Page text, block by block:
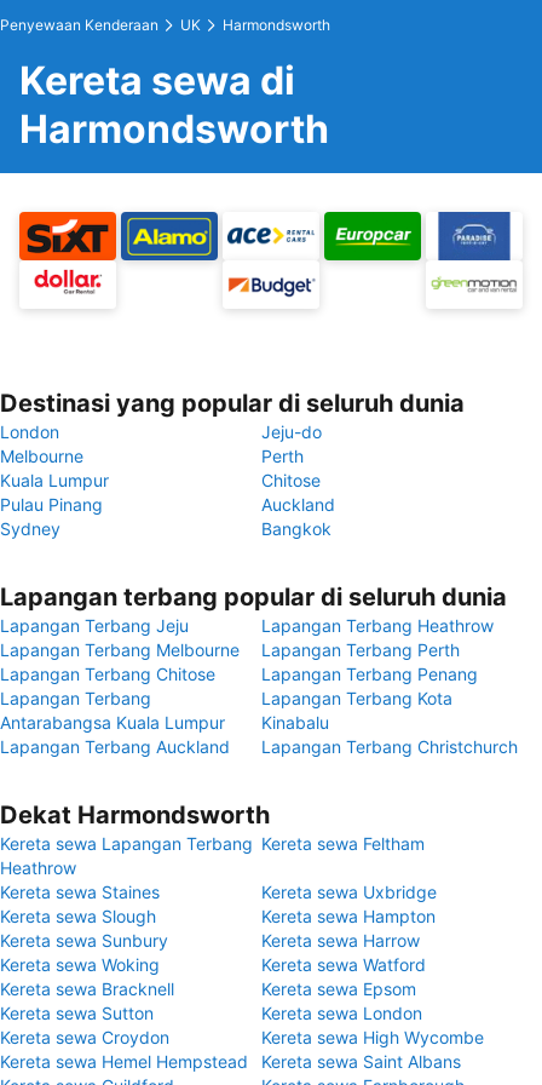
Penyewaan Kenderaan UK Harmondsworth
Kereta sewa di
Harmondsworth
Destinasi yang popular di seluruh dunia
London
Jeju-do
Melbourne
Perth
Kuala Lumpur
Chitose
Pulau Pinang
Auckland
Sydney
Bangkok
Lapangan terbang popular di seluruh dunia
Lapangan Terbang Jeju
Lapangan Terbang Heathrow
Lapangan Terbang Melbourne
Lapangan Terbang Perth
Lapangan Terbang Chitose
Lapangan Terbang Penang
Lapangan Terbang
Antarabangsa Kuala Lumpur
Lapangan Terbang Kota
Kinabalu
Lapangan Terbang Auckland
Lapangan Terbang Christchurch
Dekat Harmondsworth
Kereta sewa Lapangan Terbang
Heathrow
Kereta sewa Feltham
Kereta sewa Staines
Kereta sewa Uxbridge
Kereta sewa Slough
Kereta sewa Hampton
Kereta sewa Sunbury
Kereta sewa Harrow
Kereta sewa Woking
Kereta sewa Watford
Kereta sewa Bracknell
Kereta sewa Epsom
Kereta sewa Sutton
Kereta sewa London
Kereta sewa Croydon
Kereta sewa High Wycombe
Kereta sewa Hemel Hempstead
Kereta sewa Saint Albans